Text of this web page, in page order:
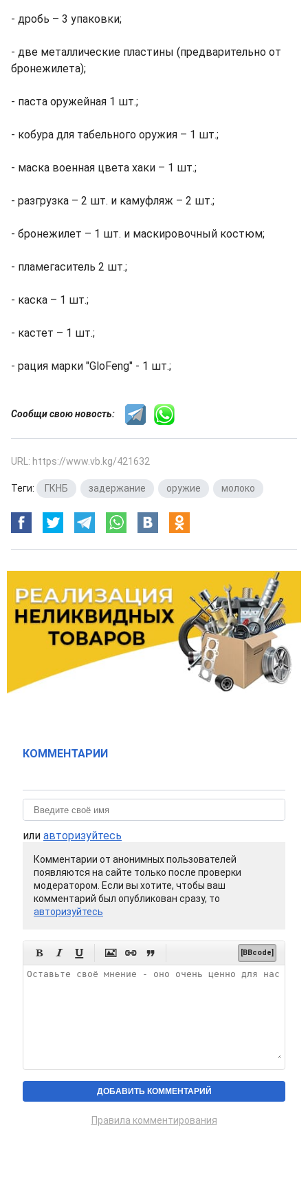
- дробь – 3 упаковки;
- две металлические пластины (предварительно от
бронежилета);
- паста оружейная 1 шт.;
- кобура для табельного оружия – 1 шт.;
- маска военная цвета хаки – 1 шт.;
- разгрузка – 2 шт. и камуфляж – 2 шт.;
- бронежилет – 1 шт. и маскировочный костюм;
- пламегаситель 2 шт.;
- каска – 1 шт.;
- кастет – 1 шт.;
- рация марки "GloFeng" - 1 шт.;
Сообщи свою новость:
URL: https://www.vb.kg/421632
Теги: ГКНБ задержание оружие молоко
КОММЕНТАРИИ
или авторизуйтесь
Комментарии от анонимных пользователей
появляются на сайте только после проверки
модератором. Если вы хотите, чтобы ваш
комментарий был опубликован сразу, то
авторизуйтесь
      [BBcode]
Правила комментирования